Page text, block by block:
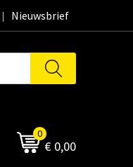
Nieuwsbrief
0
€ 0,00